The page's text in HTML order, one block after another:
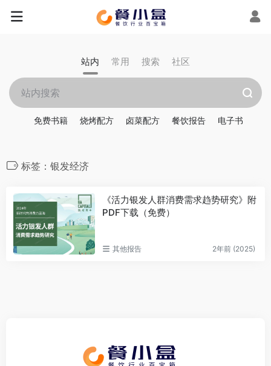
站内 常用 搜索 社区
免费书籍 烧烤配方 卤菜配方 餐饮报告 电子书
标签：银发经济
《活力银发人群消费需求趋势研究》附
PDF下载（免费）
其他报告 2年前 (2025)